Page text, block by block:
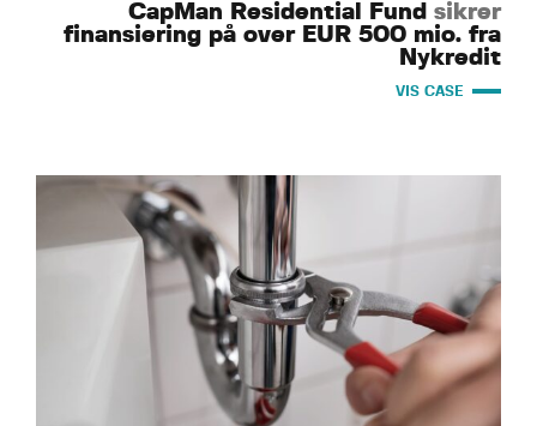
CapMan Residential Fund sikrer
finansiering på over EUR 500 mio. fra
Nykredit
VIS CASE